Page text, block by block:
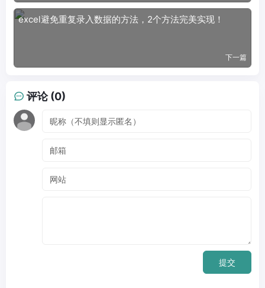
excel避免重复录入数据的方法，2个方法完美实现！
下一篇
评论 (0)
提交